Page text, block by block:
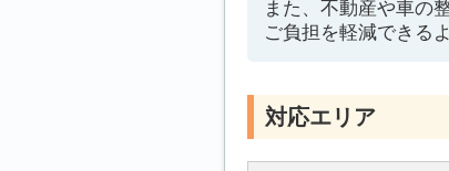
また、不動産や車の
ご負担を軽減できる
対応エリア